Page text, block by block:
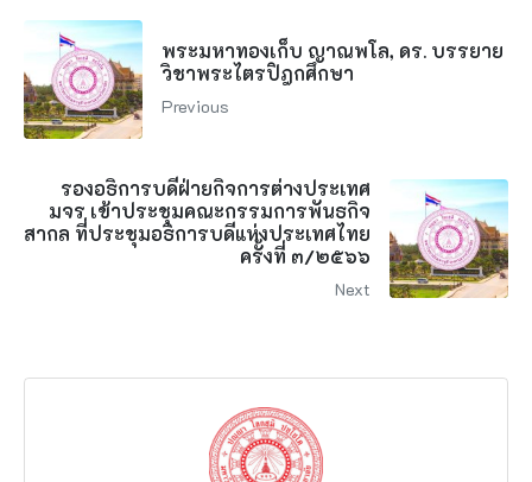
พระมหาทองเก็บ ญาณพโล, ดร. บรรยาย
วิชาพระไตรปิฎกศึกษา
Previous
รองอธิการบดีฝ่ายกิจการต่างประเทศ
มจร เข้าประชุมคณะกรรมการพันธกิจ
สากล ที่ประชุมอธิการบดีแห่งประเทศไทย
ครั้งที่ ๓/๒๕๖๖
Next